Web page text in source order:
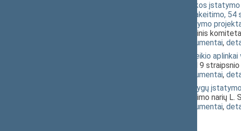
Atsinaujinančių išteklių energetikos
dvyliktojo skirsnio pavadinimo pakeitimo,
7 ir 15 straipsnių pakeitimo įstatymo
pataisos, kuriai nepritarė pagrindinis
susiję dokumentai,
Planuojamos ūkinės veiklos poveikio
]; dėl 9
susiję dokumentai,
Specialiųjų žemės naudojimo sąlygų
]; dėl 9 straipsnio Seimo narių
susiję dokumentai,